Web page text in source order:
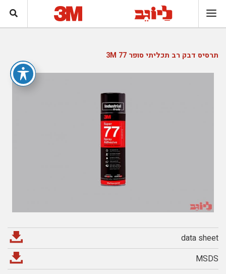
תרסיס דבק רב תכליתי סופר 77 3M
data sheet
MSDS